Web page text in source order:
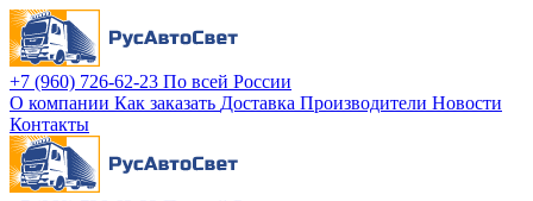
+7 (960) 726-62-23 По всей России
О компании Как заказать Доставка Производители Новости
Контакты